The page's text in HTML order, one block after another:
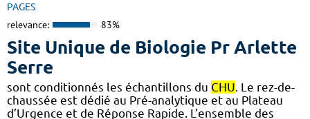
PAGES
relevance: 83%
Site Unique de Biologie Pr Arlette
Serre
sont conditionnés les échantillons du CHU. Le rez-de-
chaussée est dédié au Pré-analytique et au Plateau
d’Urgence et de Réponse Rapide. L’ensemble des